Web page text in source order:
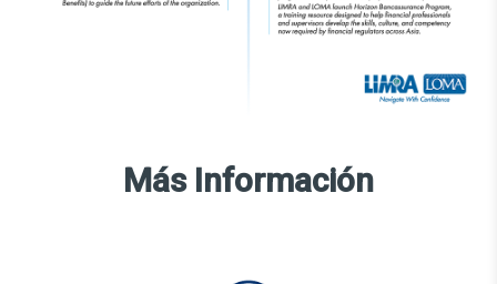
Más Información